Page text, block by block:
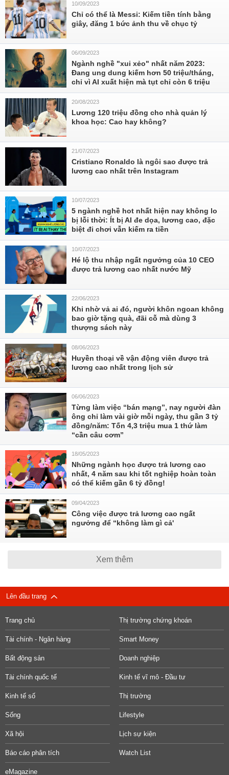
10/09/2023
Chỉ có thể là Messi: Kiếm tiền tính bằng
giây, đăng 1 bức ảnh thu về chục tỷ
06/09/2023
Ngành nghề "xui xẻo" nhất năm 2023:
Đang ung dung kiếm hơn 50 triệu/tháng,
chỉ vì AI xuất hiện mà tụt chỉ còn 6 triệu
20/08/2023
Lương 120 triệu đồng cho nhà quản lý
khoa học: Cao hay không?
21/07/2023
Cristiano Ronaldo là ngôi sao được trả
lương cao nhất trên Instagram
10/07/2023
5 ngành nghề hot nhất hiện nay không lo
bị lỗi thời: Ít bị AI đe dọa, lương cao, đặc
biệt đi chơi vẫn kiếm ra tiền
10/07/2023
Hé lộ thu nhập ngất ngưởng của 10 CEO
được trả lương cao nhất nước Mỹ
22/06/2023
Khi nhờ vả ai đó, người khôn ngoan không
bao giờ tặng quà, đãi cỗ mà dùng 3
thượng sách này
08/06/2023
Huyền thoại về vận động viên được trả
lương cao nhất trong lịch sử
06/06/2023
Từng làm việc “bán mạng”, nay người đàn
ông chỉ làm vài giờ mỗi ngày, thu gần 3 tỷ
đồng/năm: Tốn 4,3 triệu mua 1 thứ làm
“cần câu cơm”
18/05/2023
Những ngành học được trả lương cao
nhất, 4 năm sau khi tốt nghiệp hoàn toàn
có thể kiếm gần 6 tỷ đồng!
09/04/2023
Công việc được trả lương cao ngất
ngưởng để “không làm gì cả'
Xem thêm
Lên đầu trang
Trang chủ Thị trường chứng khoán
Tài chính - Ngân hàng Smart Money
Bất động sản Doanh nghiệp
Tài chính quốc tế Kinh tế vĩ mô - Đầu tư
Kinh tế số Thị trường
Sống Lifestyle
Xã hội Lịch sự kiện
Báo cáo phân tích Watch List
eMagazine